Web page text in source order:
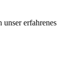
erfahrenes